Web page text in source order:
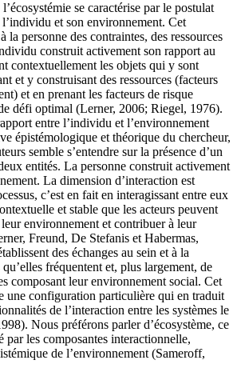
se caractérise par le postulat
et son environnement. Cet
la personne des contraintes, des ressources
construit activement son rapport au
contextuellement les objets qui y sont
et y construisant des ressources (facteurs
et en prenant les facteurs de risque
défi optimal (Lerner, 2006; Riegel, 1976).
entre l’individu et l’environnement
épistémologique et théorique du chercheur,
semble s’entendre sur la présence d’un
entités. La personne construit activement
La dimension d’interaction est
c’est en fait en interagissant entre eux
et stable que les acteurs peuvent
environnement et contribuer à leur
Freund, De Stefanis et Habermas,
des échanges au sein et à la
fréquentent et, plus largement, de
composant leur environnement social. Cet
une configuration particulière qui en traduit
de l’interaction entre les systèmes le
Nous préférons parler d’écosystème, ce
par les composantes interactionnelle,
de l’environnement (Sameroff,